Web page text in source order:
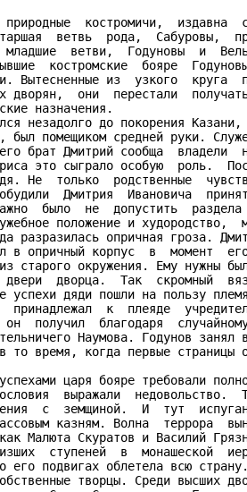
природные  костромичи,  издавна
ветвь  рода,  Сабуровы,
младшие  ветви,  Годуновы  и
костромские  бояре
Вытесненные из  узкого  круга
дворян,  они  перестали
назначения.
незадолго до покорения
был помещиком средней руки.
брат Дмитрий сообща  владели
это сыграло особую  роль.
Не  только  родственные
Дмитрия  Ивановича
было  не  допустить  раздела
положение и худородство,
разразилась опричная гроза.
в опричный корпус  в  момент
из старого окружения. Ему нужны
двери  дворца.  Так  скромный
успехи дяди пошли на пользу
принадлежал  к  плеяде
получил  благодаря
Наумова. Годунов
то время, когда первые страницы
царя бояре требовали
выражали  недовольство.
с  земщиной.  И  тут
казням. Волна  террора
Малюта Скуратов и Василий
ступеней  в  монашеской
его подвигах облетела всю
творцы. Среди высших